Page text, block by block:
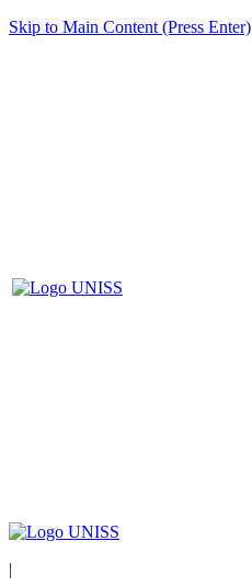
Skip to Main Content (Press Enter)
|